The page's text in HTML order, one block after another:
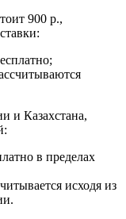
900 р.,
и Казахстана,
в пределах
исходя из